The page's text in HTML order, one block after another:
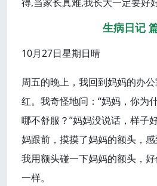
生病日记
10月27日星期日晴
周五的晚上，我回到妈妈的办
红。我奇怪地问：“妈妈，你为
哪不舒服？”妈妈没说话，样子
妈跟前，摸摸了妈妈的额头，感
我用额头碰一下妈妈的额头，
一样。